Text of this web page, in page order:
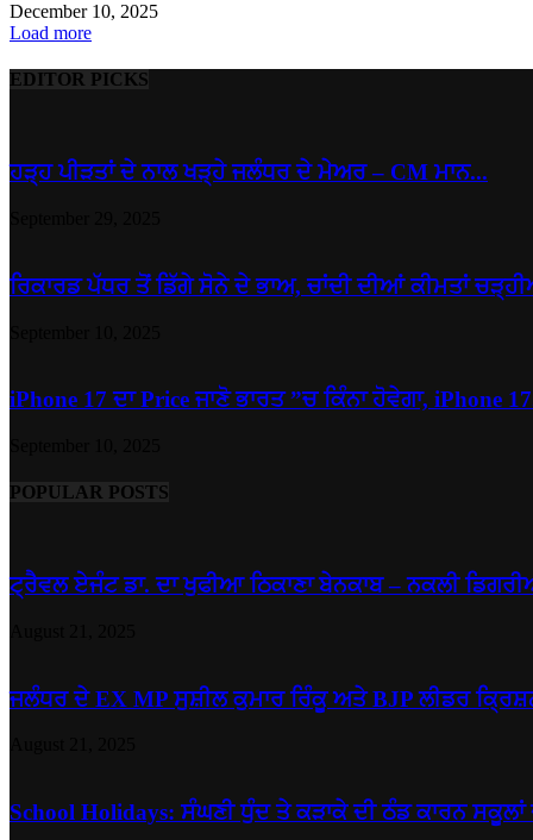
December 10, 2025
Load more
EDITOR PICKS
ਹੜ੍ਹ ਪੀੜਤਾਂ ਦੇ ਨਾਲ ਖੜ੍ਹੇ ਜਲੰਧਰ ਦੇ ਮੇਅਰ – CM ਮਾਨ...
ਰਿਕਾਰਡ ਪੱਧਰ ਤੋਂ ਡਿੱਗੇ ਸੋਨੇ ਦੇ ਭਾਅ, ਚਾਂਦੀ ਦੀਆਂ ਕੀਮਤਾਂ
iPhone 17 ਦਾ Price ਜਾਣੋ ਭਾਰਤ ”ਚ ਕਿੰਨਾ ਹੋਵੇਗਾ, iPhone
POPULAR POSTS
ਟ੍ਰੈਵਲ ਏਜੰਟ ਡਾ. ਦਾ ਖੁਫੀਆ ਠਿਕਾਣਾ ਬੇਨਕਾਬ – ਨਕਲੀ
ਜਲੰਧਰ ਦੇ EX MP ਸੁਸ਼ੀਲ ਕੁਮਾਰ ਰਿੰਕੂ ਅਤੇ BJP ਲੀਡਰ
School Holidays: ਸੰਘਣੀ ਧੁੰਦ ਤੇ ਕੜਾਕੇ ਦੀ ਠੰਡ ਕਾਰਨ